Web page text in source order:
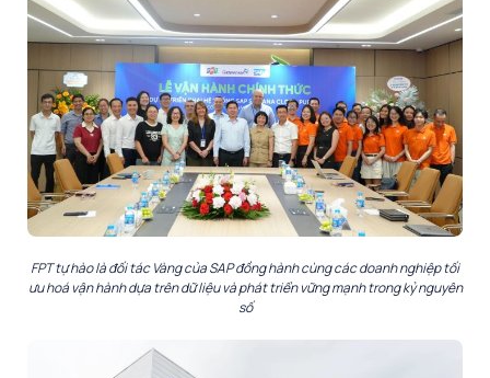
FPT tự hào là đối tác Vàng của SAP đồng hành cùng các doanh nghiệp tối
ưu hoá vận hành dựa trên dữ liệu và phát triển vững mạnh trong kỷ nguyên
số